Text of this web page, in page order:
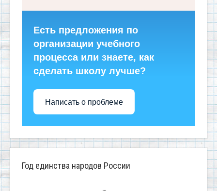
Есть предложения по
организации учебного
процесса или знаете, как
сделать школу лучше?
Написать о проблеме
Год единства народов России